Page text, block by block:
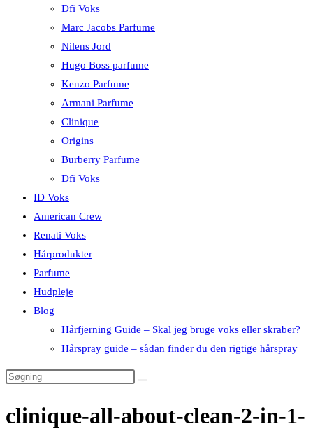
Dfi Voks
Marc Jacobs Parfume
Nilens Jord
Hugo Boss parfume
Kenzo Parfume
Armani Parfume
Clinique
Origins
Burberry Parfume
Dfi Voks
ID Voks
American Crew
Renati Voks
Hårprodukter
Parfume
Hudpleje
Blog
Hårfjerning Guide – Skal jeg bruge voks eller skraber?
Hårspray guide – sådan finder du den rigtige hårspray
clinique-all-about-clean-2-in-1-